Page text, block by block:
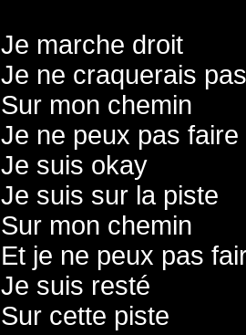
Je marche droit
Je ne craquerais pas
Sur mon chemin
Je ne peux pas
Je suis okay
Je suis sur la piste
Sur mon chemin
Et je ne peux pas
Je suis resté
Sur cette piste